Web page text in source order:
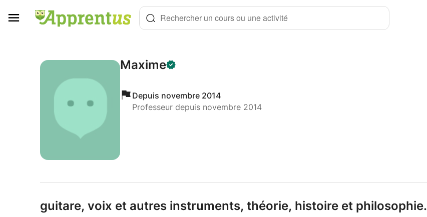
Rechercher un cours ou une activité
Maxime
Depuis novembre 2014
Professeur depuis novembre 2014
guitare, voix et autres instruments, théorie, histoire et philosophie.